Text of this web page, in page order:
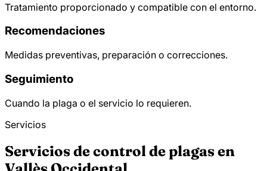
Tratamiento proporcionado y compatible con el entorno.
Recomendaciones
Medidas preventivas, preparación o correcciones.
Seguimiento
Cuando la plaga o el servicio lo requieren.
Servicios
Servicios de control de plagas en